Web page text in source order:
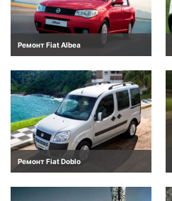
Ремонт Fiat Albea
Ремонт Fiat Doblo